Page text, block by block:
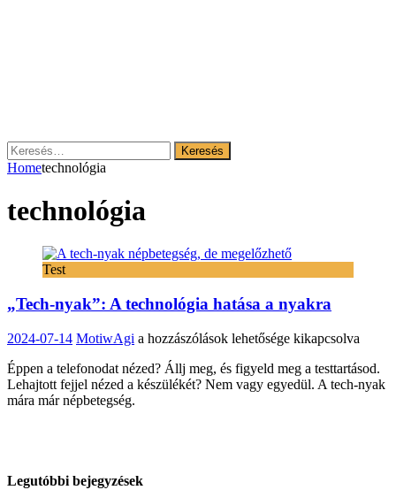
Keresés:
Hometechnológia
technológia
Test
„Tech-nyak”: A technológia hatása a nyakra
2024-07-14 MotiwAgi „Tech-
A
technológia
a hozzászólások lehetősége kikapcsolva
Éppen a telefonodat nézed? Állj meg, és figyeld meg a testtartásod.
Lehajtott fejjel nézed a készülékét? Nem vagy egyedül. A tech-nyak
mára már népbetegség.
Legutóbbi bejegyzések